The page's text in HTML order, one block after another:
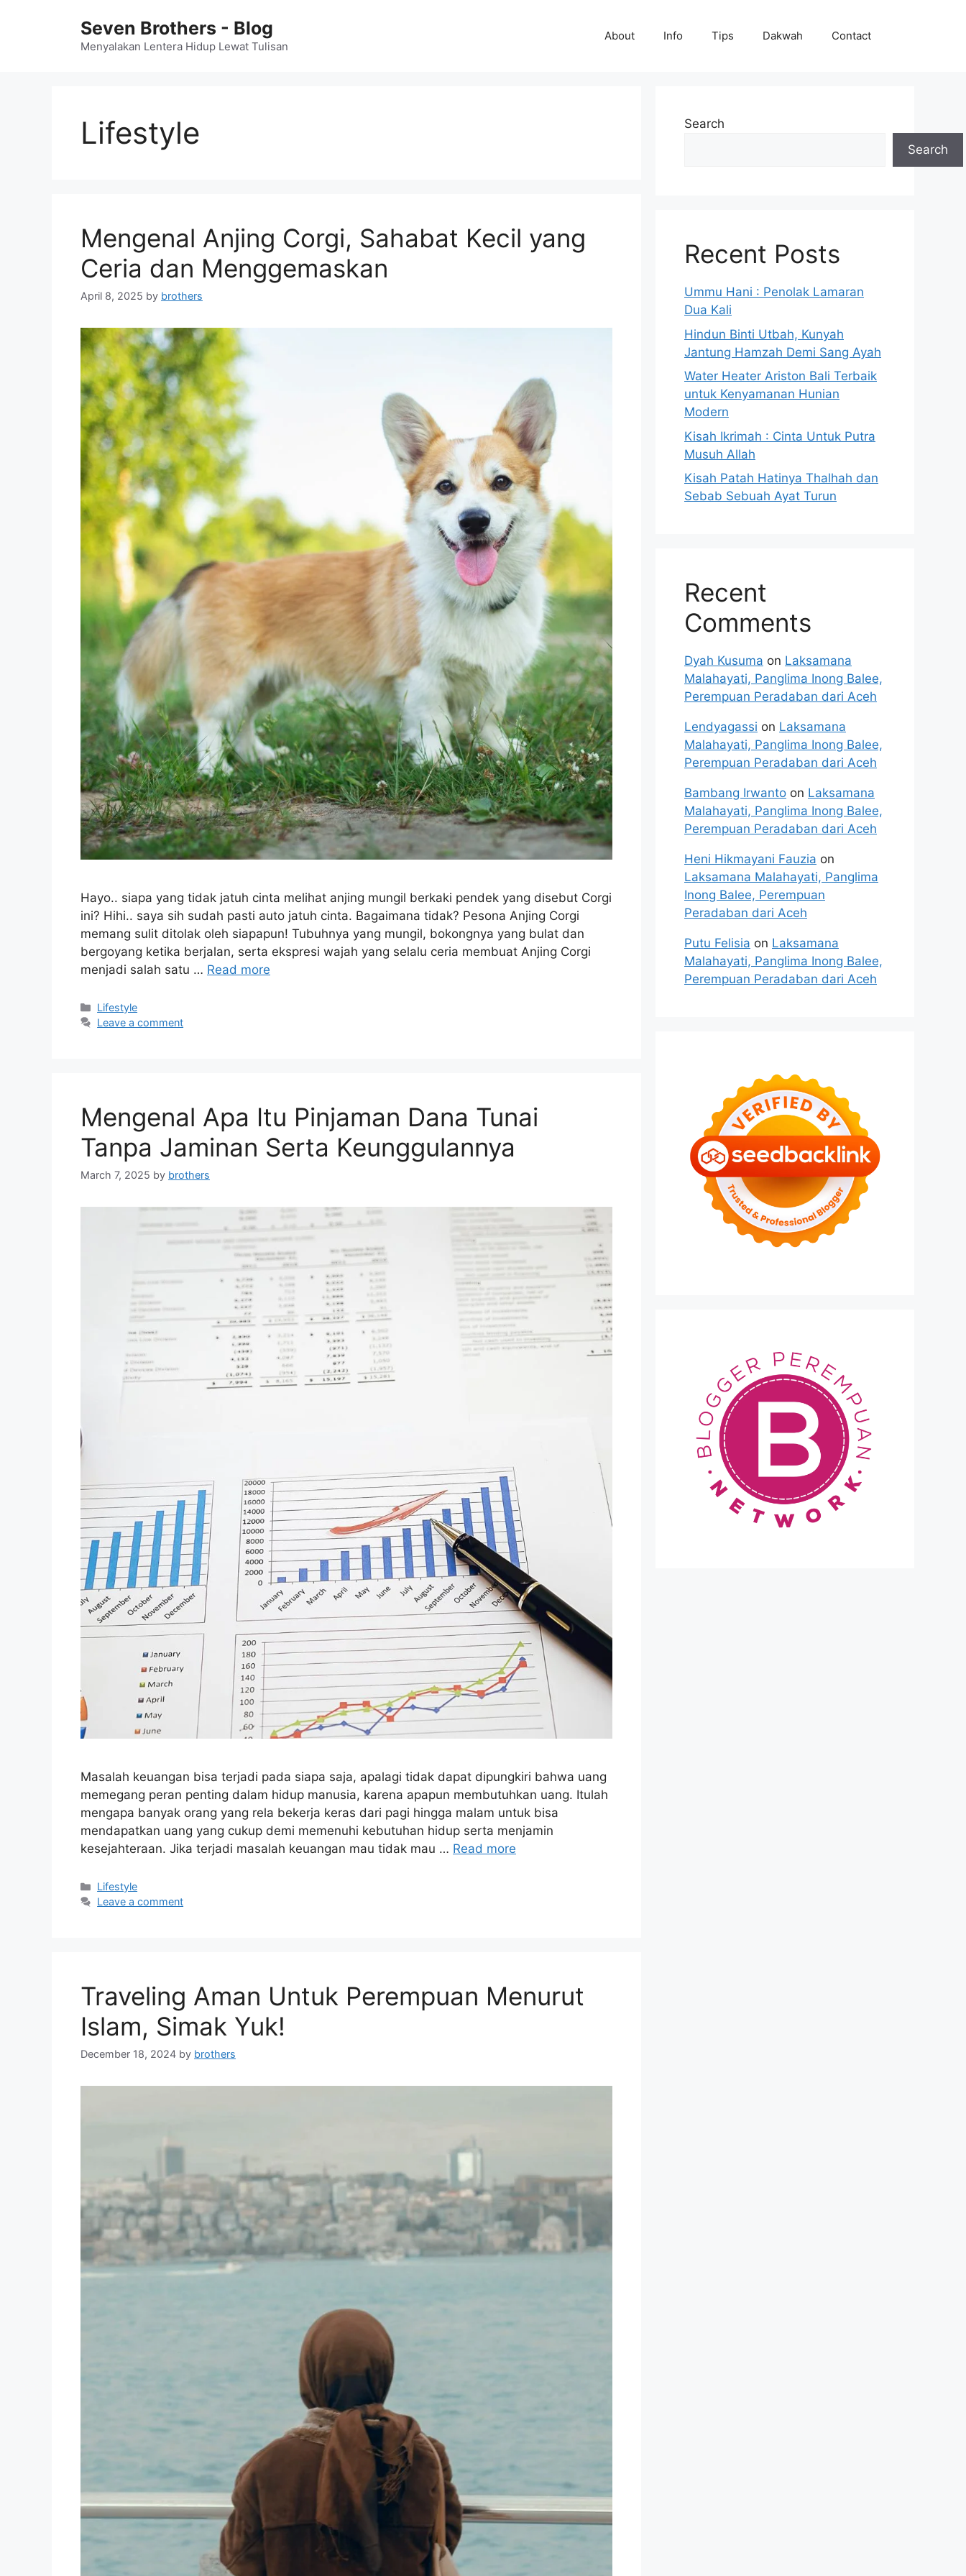
Seven Brothers - Blog
Menyalakan Lentera Hidup Lewat Tulisan
About Info Tips Dakwah Contact
Lifestyle
Mengenal Anjing Corgi, Sahabat Kecil yang
Ceria dan Menggemaskan
April 8, 2025 by brothers
Hayo.. siapa yang tidak jatuh cinta melihat anjing mungil berkaki pendek yang disebut Corgi
ini? Hihi.. saya sih sudah pasti auto jatuh cinta. Bagaimana tidak? Pesona Anjing Corgi
memang sulit ditolak oleh siapapun! Tubuhnya yang mungil, bokongnya yang bulat dan
bergoyang ketika berjalan, serta ekspresi wajah yang selalu ceria membuat Anjing Corgi
menjadi salah satu … Read more
Categories
Lifestyle
Leave a comment
Mengenal Apa Itu Pinjaman Dana Tunai
Tanpa Jaminan Serta Keunggulannya
March 7, 2025 by brothers
Masalah keuangan bisa terjadi pada siapa saja, apalagi tidak dapat dipungkiri bahwa uang
memegang peran penting dalam hidup manusia, karena apapun membutuhkan uang. Itulah
mengapa banyak orang yang rela bekerja keras dari pagi hingga malam untuk bisa
mendapatkan uang yang cukup demi memenuhi kebutuhan hidup serta menjamin
kesejahteraan. Jika terjadi masalah keuangan mau tidak mau … Read more
Categories
Lifestyle
Leave a comment
Traveling Aman Untuk Perempuan Menurut
Islam, Simak Yuk!
December 18, 2024 by brothers
Search
Search
Recent Posts
Ummu Hani : Penolak Lamaran
Dua Kali
Hindun Binti Utbah, Kunyah
Jantung Hamzah Demi Sang Ayah
Water Heater Ariston Bali Terbaik
untuk Kenyamanan Hunian
Modern
Kisah Ikrimah : Cinta Untuk Putra
Musuh Allah
Kisah Patah Hatinya Thalhah dan
Sebab Sebuah Ayat Turun
Recent
Comments
Dyah Kusuma on Laksamana
Malahayati, Panglima Inong Balee,
Perempuan Peradaban dari Aceh
Lendyagassi on Laksamana
Malahayati, Panglima Inong Balee,
Perempuan Peradaban dari Aceh
Bambang Irwanto on Laksamana
Malahayati, Panglima Inong Balee,
Perempuan Peradaban dari Aceh
Heni Hikmayani Fauzia on
Laksamana Malahayati, Panglima
Inong Balee, Perempuan
Peradaban dari Aceh
Putu Felisia on Laksamana
Malahayati, Panglima Inong Balee,
Perempuan Peradaban dari Aceh